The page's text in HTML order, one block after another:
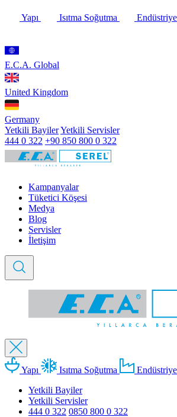
Yapı Isıtma Soğutma
E.C.A. Global
United Kingdom
Germany
Yetkili BayilerYetkili Servisler
444 0 322 +90 850 800 0 322
Kampanyalar
Tüketici Köşesi
Medya
Blog
Servisler
İletişim
Yapı Isıtma Soğutma
Yetkili Bayiler
Yetkili Servisler
444 0 322 0850 800 0 322